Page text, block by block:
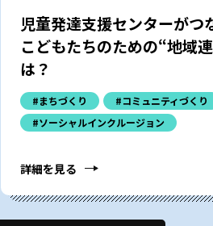
児童発達支援センターがつ
こどもたちのための“地域
は？
#まちづくり
#コミュニティづくり
#ソーシャルインクルージョン
詳細を見る